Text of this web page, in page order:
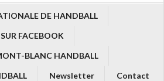
DE HANDBALL
FACEBOOK
BLANC HANDBALL
Newsletter Contact